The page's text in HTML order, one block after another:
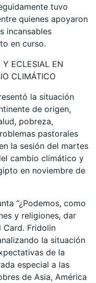
tuvo
quienes apoyaron
incansables
en curso.
ECLESIAL EN
CLIMÁTICO
la situación
de origen,
pobreza,
pastorales
la sesión del martes
cambio climático y
en noviembre de
“¿Podemos, como
y religiones, dar
Card. Fridolin
la situación
de la
especial a las
de Asia, América